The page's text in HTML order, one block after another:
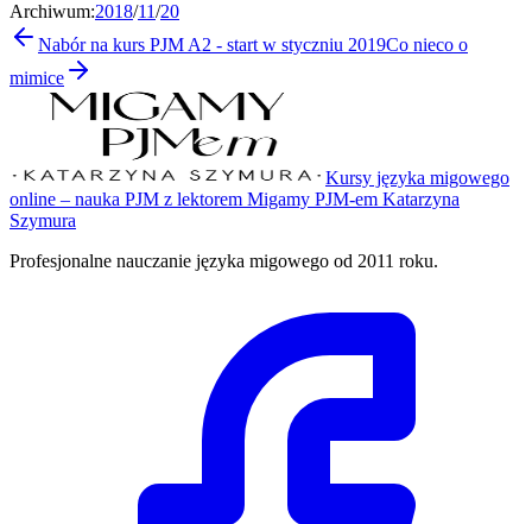
Archiwum:2018/11/20
Nabór na kurs PJM A2 - start w styczniu 2019Co nieco o
mimice
Kursy języka migowego
online – nauka PJM z lektorem Migamy PJM-em Katarzyna
Szymura
Profesjonalne nauczanie języka migowego od 2011 roku.